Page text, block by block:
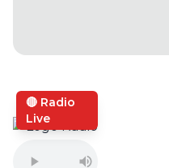
🔴 Radio
Live